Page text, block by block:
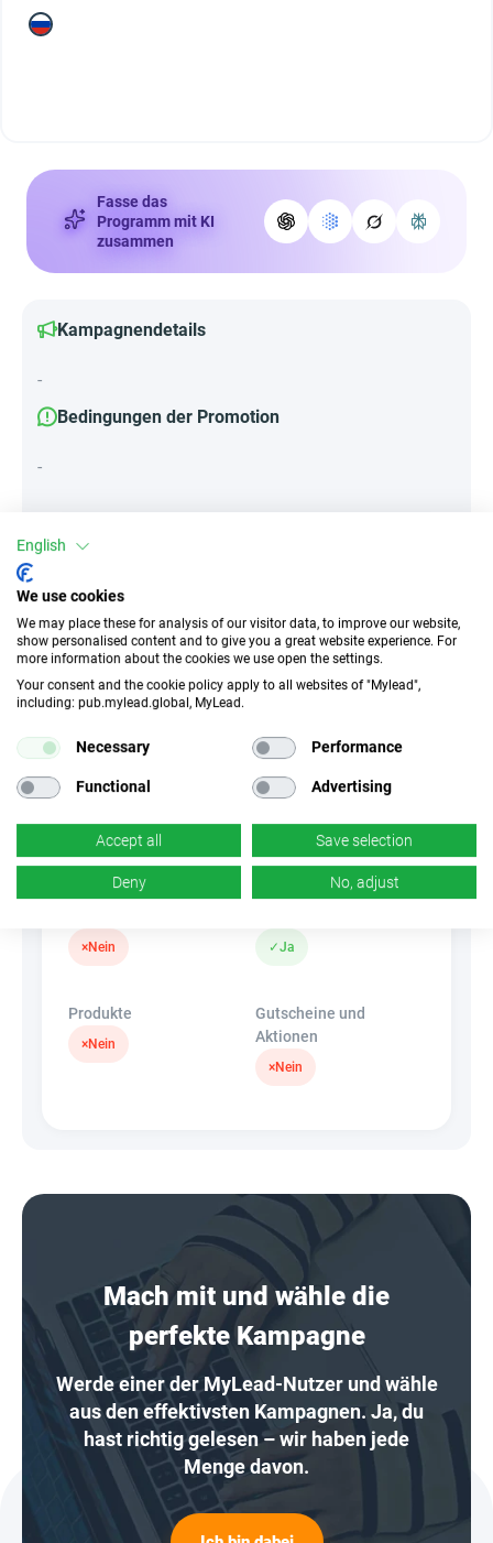
Fasse das
Programm mit KI
zusammen
Kampagnendetails
-
Bedingungen der Promotion
-
||Geräte||
Unbestimmt
Mobile Geräte Desktop
Tablet
Incentivierter Traffic
EPC
k.A.
×Nein ✓Ja
Produkte
×Nein
Gutscheine und
Aktionen
×Nein
Mach mit und wähle die
perfekte Kampagne
Werde einer der MyLead-Nutzer und wähle
aus den effektivsten Kampagnen. Ja, du
hast richtig gelesen – wir haben jede
Menge davon.
English
We use cookies
We may place these for analysis of our visitor data, to improve our website,
show personalised content and to give you a great website experience. For
more information about the cookies we use open the settings.
Your consent and the cookie policy apply to all websites of "Mylead",
including: pub.mylead.global, MyLead.
Necessary Performance
Functional Advertising
Accept all Save selection
Deny No, adjust